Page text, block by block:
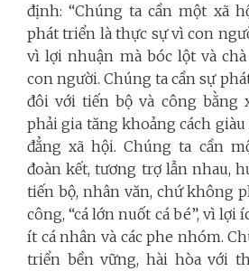
định: “Chúng ta cần một xã
phát triển là thực sự vì con
vì lợi nhuận mà bóc lột và
con người. Chúng ta cần sự
đôi với tiến bộ và công bằng
phải gia tăng khoảng cách
đẳng xã hội. Chúng ta cần
đoàn kết, tương trợ lẫn nhau,
tiến bộ, nhân văn, chứ không
công, “cá lớn nuốt cá bé”, vì lợi
ít cá nhân và các phe nhóm.
triển bền vững, hài hòa với